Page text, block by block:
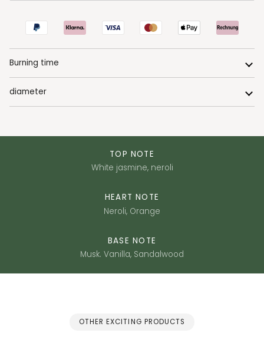
Burning time
diameter
TOP NOTE
White jasmine, neroli
HEART NOTE
Neroli, Orange
BASE NOTE
Musk. Vanilla, Sandalwood
OTHER EXCITING PRODUCTS